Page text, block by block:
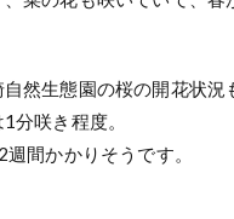
然生態園の桜の開花状況
分咲き程度。
間かかりそうです。